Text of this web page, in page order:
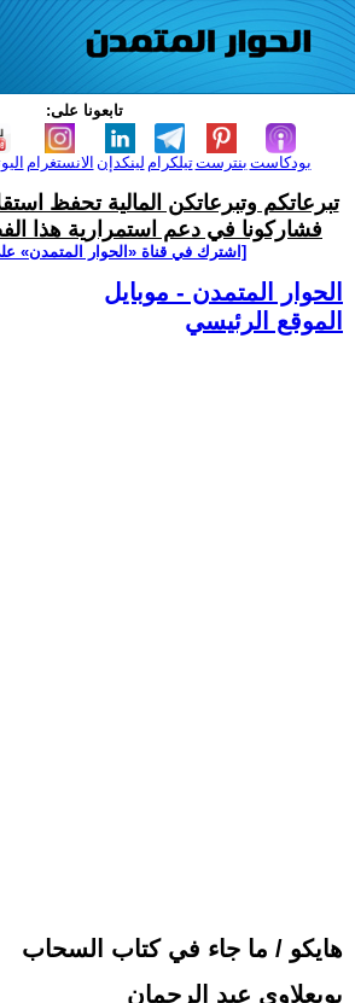
تابعونا على:
الانستغرام لينكدإن تيلكرامبنترست بودكاست
تبرعاتكم وتبرعاتكن المالية تحفظ
فشاركونا في دعم استمرارية هذا
[اشترك في قناة ‫«الحوار المتمدن»
الحوار المتمدن - موبايل
الموقع الرئيسي
هايكو / ما جاء في كتاب السحاب
بويعلاوي عبد الرحمان